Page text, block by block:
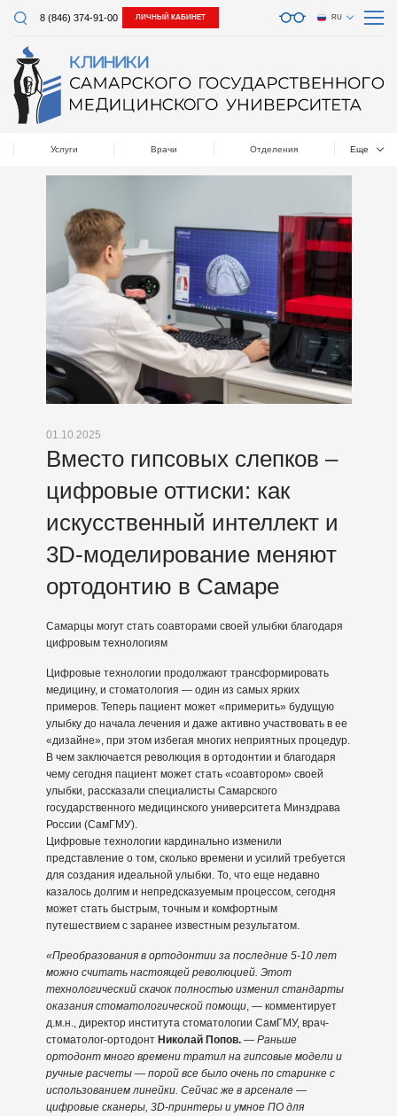
8 (846) 374-91-00 ЛИЧНЫЙ КАБИНЕТ RU
Услуги Врачи Отделения Еще
01.10.2025
Вместо гипсовых слепков –
цифровые оттиски: как
искусственный интеллект и
3D-моделирование меняют
ортодонтию в Самаре
Самарцы могут стать соавторами своей улыбки благодаря
цифровым технологиям
Цифровые технологии продолжают трансформировать
медицину, и стоматология — один из самых ярких
примеров. Теперь пациент может «примерить» будущую
улыбку до начала лечения и даже активно участвовать в ее
«дизайне», при этом избегая многих неприятных процедур.
В чем заключается революция в ортодонтии и благодаря
чему сегодня пациент может стать «соавтором» своей
улыбки, рассказали специалисты Самарского
государственного медицинского университета Минздрава
России (СамГМУ).
Цифровые технологии кардинально изменили
представление о том, сколько времени и усилий требуется
для создания идеальной улыбки. То, что еще недавно
казалось долгим и непредсказуемым процессом, сегодня
может стать быстрым, точным и комфортным
путешествием с заранее известным результатом.
«Преобразования в ортодонтии за последние 5-10 лет
можно считать настоящей революцией. Этот
технологический скачок полностью изменил стандарты
оказания стоматологической помощи, — комментирует
д.м.н., директор института стоматологии СамГМУ, врач-
стоматолог-ортодонт Николай Попов.— Раньше
ортодонт много времени тратил на гипсовые модели и
ручные расчеты — порой все было очень по старинке с
использованием линейки. Сейчас же в арсенале —
цифровые сканеры, 3D-принтеры и умное ПО для